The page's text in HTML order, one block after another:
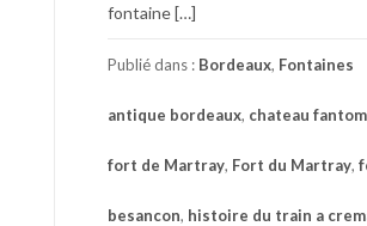
fontaine […]
Publié dans : Bordeaux, Fontaines
antique bordeaux, chateau
fort de Martray, Fort du Martray,
besancon, histoire du train a